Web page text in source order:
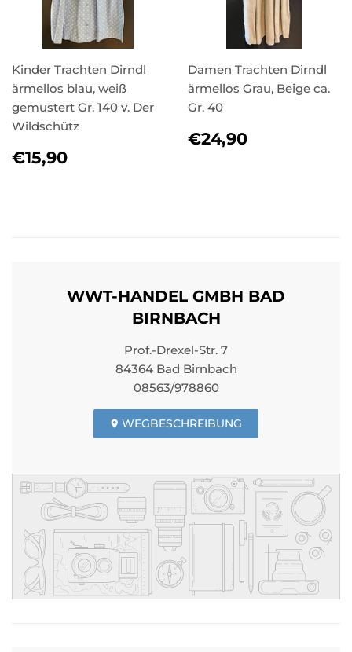
Kinder Trachten Dirndl
ärmellos blau, weiß
gemustert Gr. 140 v. Der
Wildschütz
NORMALER
PREIS
€15,90
Damen Trachten Dirndl
ärmellos Grau, Beige ca.
Gr. 40
NORMALER
PREIS
€24,90
WWT-HANDEL GMBH BAD
BIRNBACH
Prof.-Drexel-Str. 7
84364 Bad Birnbach
08563/978860
WEGBESCHREIBUNG